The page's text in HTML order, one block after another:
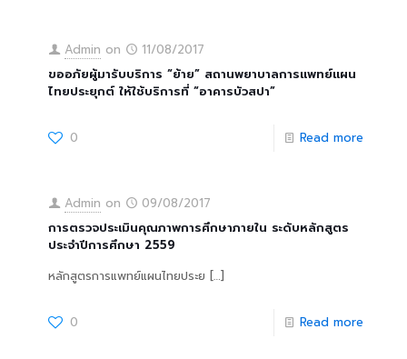
Admin on
11/08/2017
ขออภัยผู้มารับบริการ “ย้าย” สถานพยาบาลการแพทย์แผน
ไทยประยุกต์ ให้ใช้บริการที่ “อาคารบัวสปา”
0 Read more
Admin on
09/08/2017
การตรวจประเมินคุณภาพการศึกษาภายใน ระดับหลักสูตร
ประจำปีการศึกษา 2559
หลักสูตรการแพทย์แผนไทยประย […]
0 Read more